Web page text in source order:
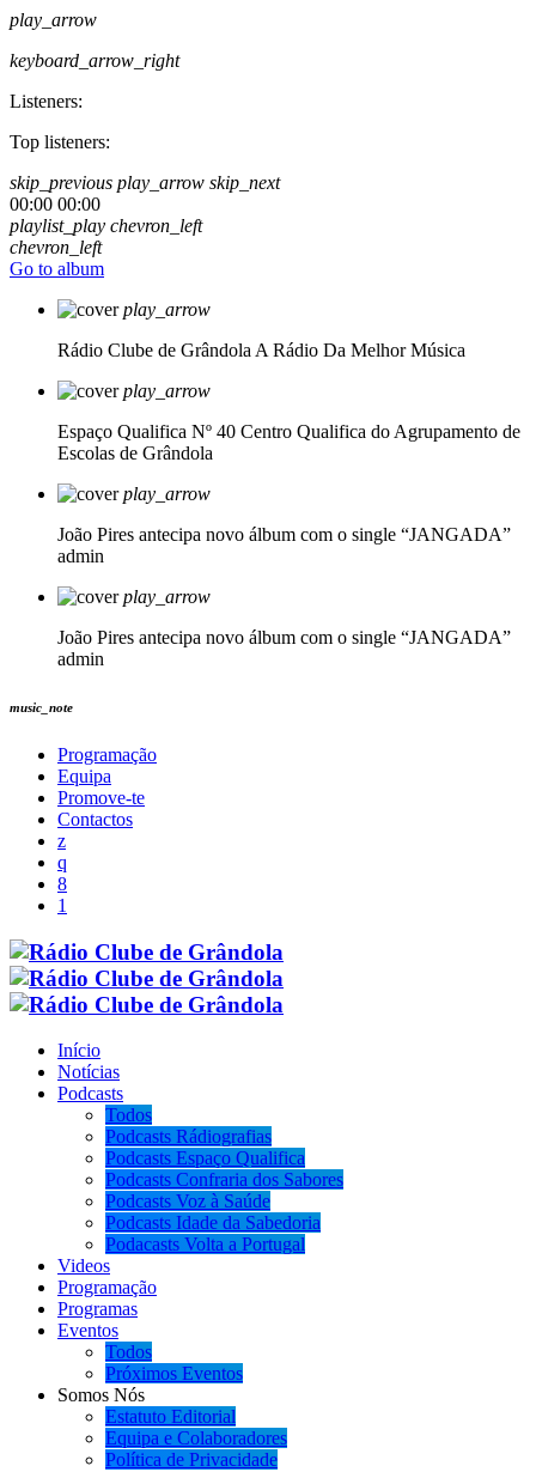
play_arrow
keyboard_arrow_right
Listeners:
Top listeners:
skip_previous play_arrow skip_next
00:00 00:00
playlist_play chevron_left
chevron_left
Go to album
play_arrow
Rádio Clube de Grândola A Rádio Da Melhor Música
play_arrow
Espaço Qualifica Nº 40 Centro Qualifica do Agrupamento de
Escolas de Grândola
play_arrow
João Pires antecipa novo álbum com o single “JANGADA”
admin
play_arrow
João Pires antecipa novo álbum com o single “JANGADA”
admin
music_note
Programação
Equipa
Promove-te
Contactos
Início
Notícias
Podcasts
Todos
Podcasts Rádiografias
Podcasts Espaço Qualifica
Podcasts Confraria dos Sabores
Podcasts Voz à Saúde
Podcasts Idade da Sabedoria
Podacasts Volta a Portugal
Videos
Programação
Programas
Eventos
Todos
Próximos Eventos
Somos Nós
Estatuto Editorial
Equipa e Colaboradores
Política de Privacidade